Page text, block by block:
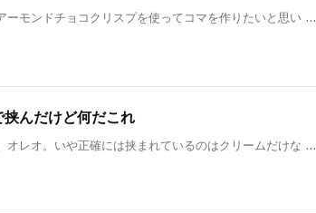
ーモンドチョコクリスプを使ってコマを作りたいと思い ...
んだけど何だこれ
オレオ。いや正確には挟まれているのはクリームだけな ...